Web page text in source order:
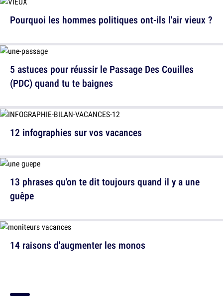
5 astuces pour réussir le Passage Des Couilles
(PDC) quand tu te baignes
13 phrases qu'on te dit toujours quand il y a une
guêpe
Pourquoi les hommes politiques ont-ils l'air vieux ?
12 infographies sur vos vacances
14 raisons d'augmenter les monos